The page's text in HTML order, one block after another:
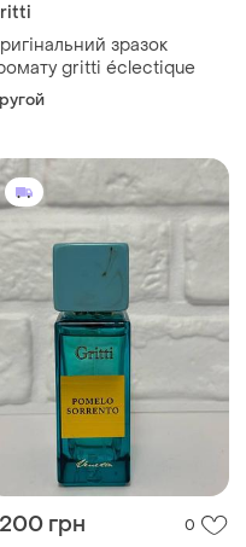
зразок
gritti éclectique
грн 0